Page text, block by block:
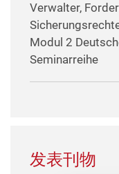
Verwalter,
Modul 2
Seminarreihe
发表刊物